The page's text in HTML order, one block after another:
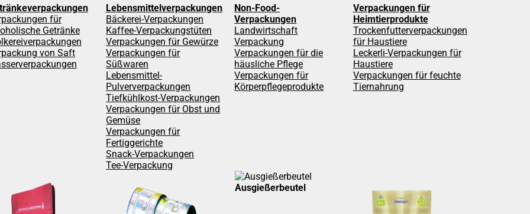
für
Getränke
von Saft
Lebensmittelverpackungen
Bäckerei-Verpackungen
Kaffee-Verpackungstüten
Verpackungen für Gewürze
Verpackungen für
Süßwaren
Lebensmittel-
Pulververpackungen
Tiefkühlkost-Verpackungen
Verpackungen für Obst und
Gemüse
Verpackungen für
Fertiggerichte
Snack-Verpackungen
Tee-Verpackung
Non-Food-
Verpackungen
Landwirtschaft
Verpackung
Verpackungen für die
häusliche Pflege
Verpackungen für
Körperpflegeprodukte
Verpackungen für
Heimtierprodukte
Trockenfutterverpackungen
für Haustiere
Leckerli-Verpackungen für
Haustiere
Verpackungen für feuchte
Tiernahrung
Ausgießerbeutel